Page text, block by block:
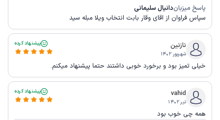
پاسخ میزباندانیال سلیمانی
سپاس فراوان از اقای وقار بابت انتخاب ویلا مبله سید
نازنین
شهریور ۱۴۰۲
پیشنهاد کرده
خیلی تمیز بود و برخورد خوبی داشتند حتما پیشنهاد میکنم.
vahid
تیر ۱۴۰۲
پیشنهاد کرده
همه چی خوب بود